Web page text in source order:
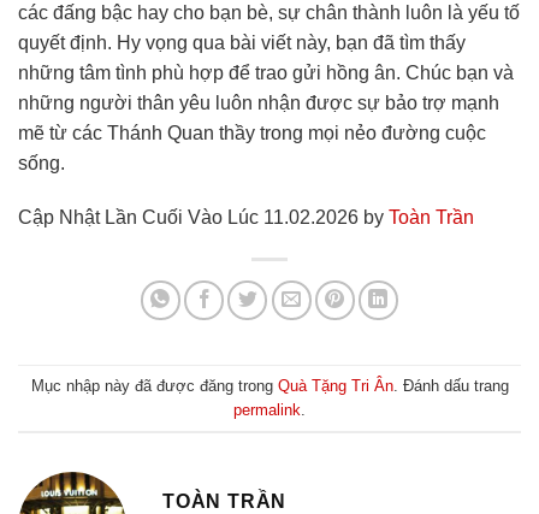
các đấng bậc hay cho bạn bè, sự chân thành luôn là yếu tố
quyết định. Hy vọng qua bài viết này, bạn đã tìm thấy
những tâm tình phù hợp để trao gửi hồng ân. Chúc bạn và
những người thân yêu luôn nhận được sự bảo trợ mạnh
mẽ từ các Thánh Quan thầy trong mọi nẻo đường cuộc
sống.
Cập Nhật Lần Cuối Vào Lúc 11.02.2026 by Toàn Trần
Mục nhập này đã được đăng trong Quà Tặng Tri Ân. Đánh dấu trang
permalink
TOÀN TRẦN